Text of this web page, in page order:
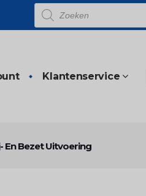
Producten
zoeken
Klantenservice
En Bezet Uitvoering